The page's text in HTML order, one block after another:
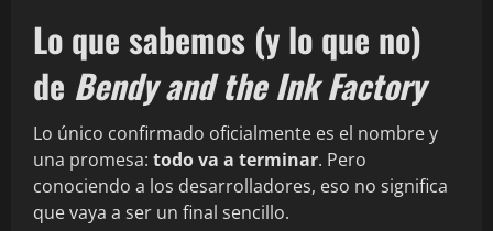
Lo que sabemos (y lo que no)
de Bendy and the Ink Factory
Lo único confirmado oficialmente es el nombre y
una promesa: todo va a terminar. Pero
conociendo a los desarrolladores, eso no significa
que vaya a ser un final sencillo.